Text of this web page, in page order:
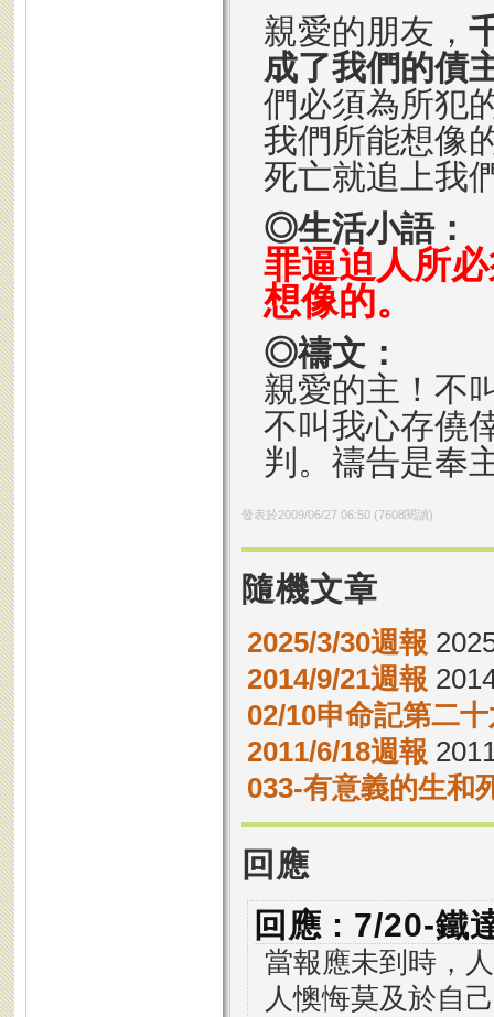
親愛的朋友，
成了我們的債
們必須為所犯
我們所能想像
死亡就追上我
◎生活小語：
罪逼迫人所
想像的。
◎禱文：
親愛的主！不
不叫我心存僥
判。禱告是奉
發表於2009/06/27 06:50(7608閱讀)
隨機文章
2025/3/30週報
2014/9/21週報
02/10申命記第二
2011/6/18週報
033-有意義的生和
回應
回應 : 7/20-鐵
當報應未到時，
人懊悔莫及於自